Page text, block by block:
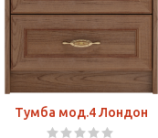
Тумба мод.4 Лондон